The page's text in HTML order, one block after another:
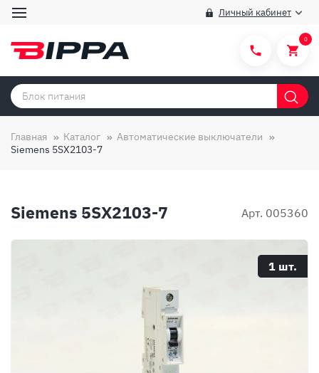
Личный кабинет
Категории товаров
Способы покупки
Вопросы и ответы
О компании
0
Главная Каталог
Автоматические выключатели
Siemens 5SX2103-7
Siemens 5SX2103-7 Арт. 005360
1 шт.